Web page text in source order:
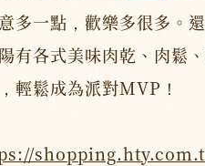
多一點，歡樂多很多。
有各式美味肉乾、肉鬆
輕鬆成為派對MVP！